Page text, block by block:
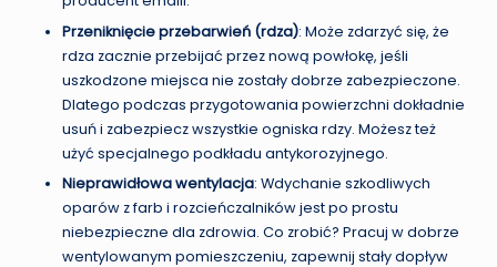
Przeniknięcie przebarwień (rdza): Może zdarzyć się, że
rdza zacznie przebijać przez nową powłokę, jeśli
uszkodzone miejsca nie zostały dobrze zabezpieczone.
Dlatego podczas przygotowania powierzchni dokładnie
usuń i zabezpiecz wszystkie ogniska rdzy. Możesz też
użyć specjalnego podkładu antykorozyjnego.
Nieprawidłowa wentylacja: Wdychanie szkodliwych
oparów z farb i rozcieńczalników jest po prostu
niebezpieczne dla zdrowia. Co zrobić? Pracuj w dobrze
wentylowanym pomieszczeniu, zapewnij stały dopływ